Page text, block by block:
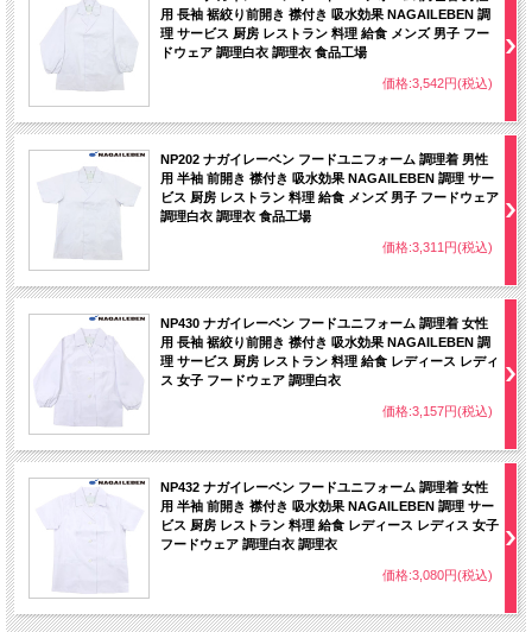
用 長袖 裾絞り前開き 襟付き 吸水効果 NAGAILEBEN 調
理 サービス 厨房 レストラン 料理 給食 メンズ 男子 フー
ドウェア 調理白衣 調理衣 食品工場
価格:3,542円(税込)
NP202 ナガイレーベン フードユニフォーム 調理着 男性
用 半袖 前開き 襟付き 吸水効果 NAGAILEBEN 調理 サー
ビス 厨房 レストラン 料理 給食 メンズ 男子 フードウェア
調理白衣 調理衣 食品工場
価格:3,311円(税込)
NP430 ナガイレーベン フードユニフォーム 調理着 女性
用 長袖 裾絞り前開き 襟付き 吸水効果 NAGAILEBEN 調
理 サービス 厨房 レストラン 料理 給食 レディース レディ
ス 女子 フードウェア 調理白衣
価格:3,157円(税込)
NP432 ナガイレーベン フードユニフォーム 調理着 女性
用 半袖 前開き 襟付き 吸水効果 NAGAILEBEN 調理 サー
ビス 厨房 レストラン 料理 給食 レディース レディス 女子
フードウェア 調理白衣 調理衣
価格:3,080円(税込)